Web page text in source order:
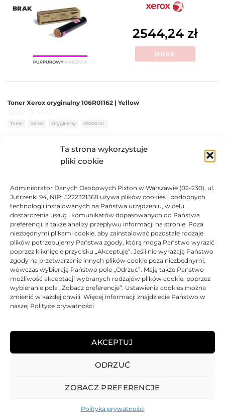
Ta strona wykorzystuje
pliki cookie
Administrator Danych Osobowych Pixton w Warszawie (02-230), ul.
Jutrzenki 94, NIP: 5222321368 używa plików cookies i podobnych
technologii instalowanych na Państwa urządzeniu, w celu
dostarczenia usług i komunikatów dopasowanych do Państwa
preferencji, a także analizy przepływu informacji na stronie. Poza
niezbędnymi plikami cookie, aby zainstalować pozostałe rodzaje
plików potrzebujemy Państwa zgody, którą mogą Państwo wyrazić
poprzez kliknięcie przycisku „Akceptuję”. Jeśli nie wyrażają Państwo
zgody na przetwarzanie innych plików cookie poza niezbędnymi,
wówczas wybierają Państwo pole „Odrzuć”. Mają także Państwo
możliwość akceptacji wybranych rodzajów plików cookie, poprzez
wybieranie pola „Zobacz preferencje”. Ustawienia cookies można
zmienić w każdej chwili. Więcej informacji znajdziecie Państwo w
naszej Polityce prywatności
AKCEPTUJ
ODRZUĆ
ZOBACZ PREFERENCJE
Polityka prywatności
BRAK
2544,24 zł
BRAK
Toner Xerox oryginalny 106R01162 | Yellow
Oceniono
Toner Xerox Oryginalny 25000 str.
BRAK
Toner Xerox oryginalny 106R01160 | Cyan
Oceniono0na 5
Toner Xerox Oryginalny 25000 str.
BRAK
ALL RIGHTS RESERVED. WEBSITE PROTECTED